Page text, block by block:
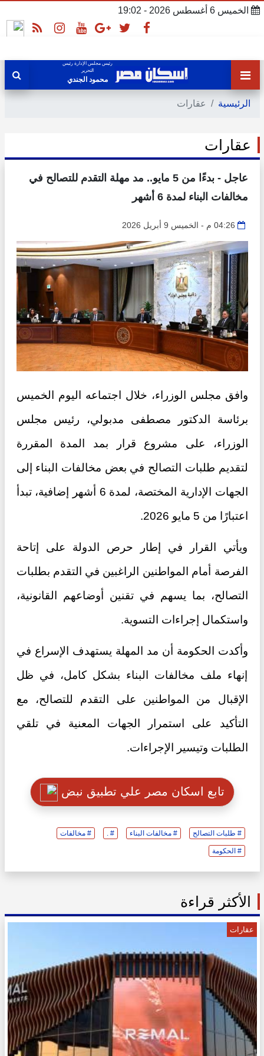
الخميس 6 أغسطس 2026 - 19:02
رئيس مجلس الإدارة رئيس
التحرير
محمود الجندي
الرئيسية عقارات
عقارات
عاجل - بدءًا من 5 مايو.. مد مهلة التقدم للتصالح في
مخالفات البناء لمدة 6 أشهر
04:26 م - الخميس 9 أبريل 2026
وافق مجلس الوزراء، خلال اجتماعه اليوم الخميس
برئاسة الدكتور مصطفى مدبولي، رئيس مجلس
الوزراء، على مشروع قرار بمد المدة المقررة
لتقديم طلبات التصالح في بعض مخالفات البناء إلى
الجهات الإدارية المختصة، لمدة 6 أشهر إضافية، تبدأ
اعتبارًا من 5 مايو 2026.
ويأتي القرار في إطار حرص الدولة على إتاحة
الفرصة أمام المواطنين الراغبين في التقدم بطلبات
التصالح، بما يسهم في تقنين أوضاعهم القانونية،
واستكمال إجراءات التسوية.
وأكدت الحكومة أن مد المهلة يستهدف الإسراع في
إنهاء ملف مخالفات البناء بشكل كامل، في ظل
الإقبال من المواطنين على التقدم للتصالح، مع
التأكيد على استمرار الجهات المعنية في تلقي
الطلبات وتيسير الإجراءات.
تابع اسكان مصر علي تطبيق نبض
# طلبات التصالح # مخالفات البناء # . # مخالفات
# الحكومة
الأكثر قراءة
عقارات